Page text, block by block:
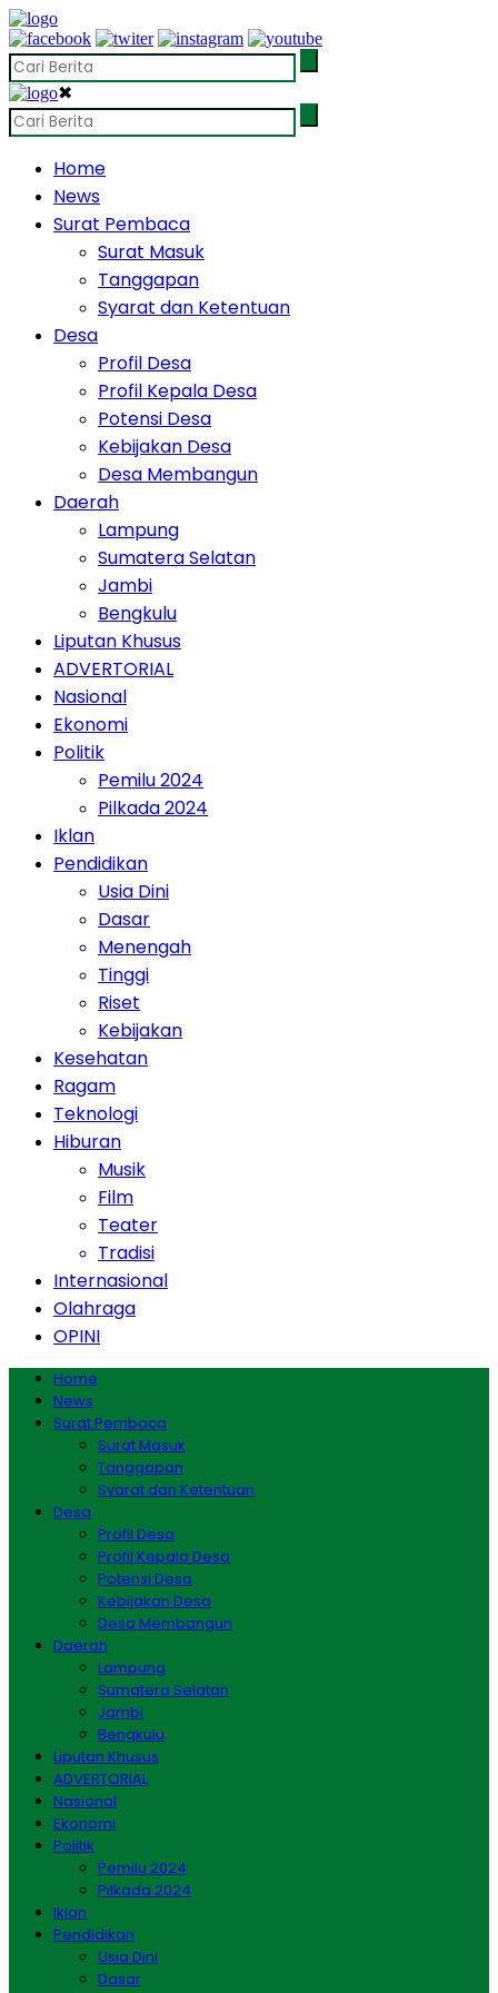
✖
Home
News
Surat Pembaca
Surat Masuk
Tanggapan
Syarat dan Ketentuan
Desa
Profil Desa
Profil Kepala Desa
Potensi Desa
Kebijakan Desa
Desa Membangun
Daerah
Lampung
Sumatera Selatan
Jambi
Bengkulu
Liputan Khusus
ADVERTORIAL
Nasional
Ekonomi
Politik
Pemilu 2024
Pilkada 2024
Iklan
Pendidikan
Usia Dini
Dasar
Menengah
Tinggi
Riset
Kebijakan
Kesehatan
Ragam
Teknologi
Hiburan
Musik
Film
Teater
Tradisi
Internasional
Olahraga
OPINI
Home
News
Surat Pembaca
Surat Masuk
Tanggapan
Syarat dan Ketentuan
Desa
Profil Desa
Profil Kepala Desa
Potensi Desa
Kebijakan Desa
Desa Membangun
Daerah
Lampung
Sumatera Selatan
Jambi
Bengkulu
Liputan Khusus
ADVERTORIAL
Nasional
Ekonomi
Politik
Pemilu 2024
Pilkada 2024
Iklan
Pendidikan
Usia Dini
Dasar